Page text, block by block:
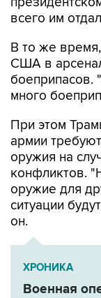
всего им
В то же
США в
боеприпасов.
много
При этом
армии
оружия на
конфликтов.
оружие для
ситуации
он.
ХРОНИКА
Военная